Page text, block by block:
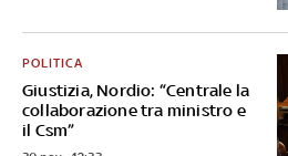
Giustizia, Nordio: “Centrale la
collaborazione tra ministro e
il Csm”
POLITICA